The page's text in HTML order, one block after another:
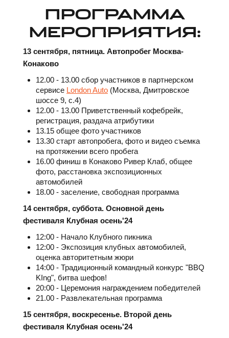
ПРОГРАММА
МЕРОПРИЯТИЯ:
13 сентября, пятница. Автопробег Москва-
Конаково
12.00 - 13.00 сбор участников в партнерском
сервисе London Auto (Москва, Дмитровское
шоссе 9, с.4)
12.00 - 13.00 Приветственный кофебрейк,
регистрация, раздача атрибутики
13.15 общее фото участников
13.30 старт автопробега, фото и видео съемка
на протяжении всего пробега
16.00 финиш в Конаково Ривер Клаб, общее
фото, расстановка экспозиционных
автомобилей
18.00 - заселение, свободная программа
14 сентября, суббота. Основной день
фестиваля Клубная осень'24
12:00 - Начало Клубного пикника
12:00 - Экспозиция клубных автомобилей,
оценка авторитетным жюри
14:00 - Традиционный командный конкурс "BBQ
KIng", битва шефов!
20:00 - Церемония награждением победителей
21.00 - Развлекательная программа
15 сентября, воскресенье. Второй день
фестиваля Клубная осень'24